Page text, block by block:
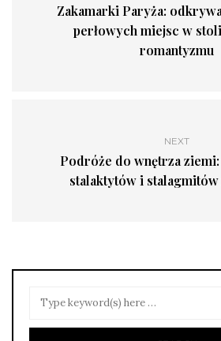
Zakamarki Paryża:
perłowych miejsc w
romantyzmu
NEXT
Podróże do wnętrza
stalaktytów i stalagmitów